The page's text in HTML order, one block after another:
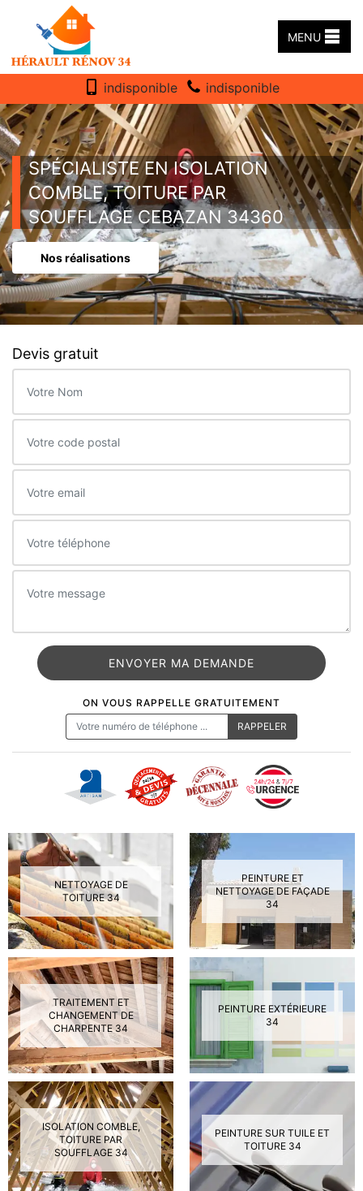
MENU
indisponible indisponible
SPÉCIALISTE EN ISOLATION
COMBLE, TOITURE PAR
SOUFFLAGE CEBAZAN 34360
Nos réalisations
Devis gratuit
ON VOUS RAPPELLE GRATUITEMENT
NETTOYAGE DE
TOITURE 34
PEINTURE ET
NETTOYAGE DE FAÇADE
34
TRAITEMENT ET
CHANGEMENT DE
CHARPENTE 34
PEINTURE EXTÉRIEURE
34
ISOLATION COMBLE,
TOITURE PAR
SOUFFLAGE 34
PEINTURE SUR TUILE ET
TOITURE 34